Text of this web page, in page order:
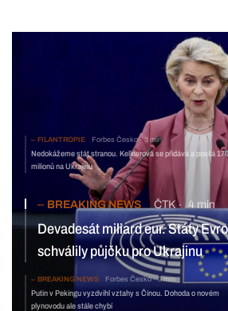
FILANTROPIE Forbes Česko 3 min
Nedokážeme stát stranou. Kellnerová se přidává a posílá 170
milionů na Ukrajinu
BREAKING NEWS ČTK 4 min
Devadesát miliard eur. Státy
schválily půjčku pro Ukrajinu
BREAKING NEWS Forbes Česko 3 min
Putin v Pekingu vyzdvihl vztahy s Čínou. Dohoda o novém
plynovodu ale stále chybí